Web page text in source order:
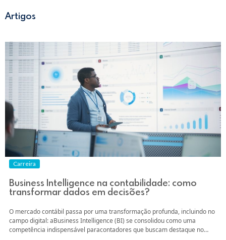
Artigos
Carreira
Business Intelligence na contabilidade: como
transformar dados em decisões?
O mercado contábil passa por uma transformação profunda, incluindo no
campo digital: aBusiness Intelligence (BI) se consolidou como uma
competência indispensável paracontadores que buscam destaque no